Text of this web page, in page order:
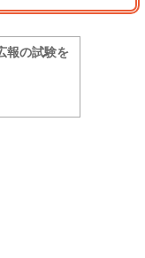
報の試験を